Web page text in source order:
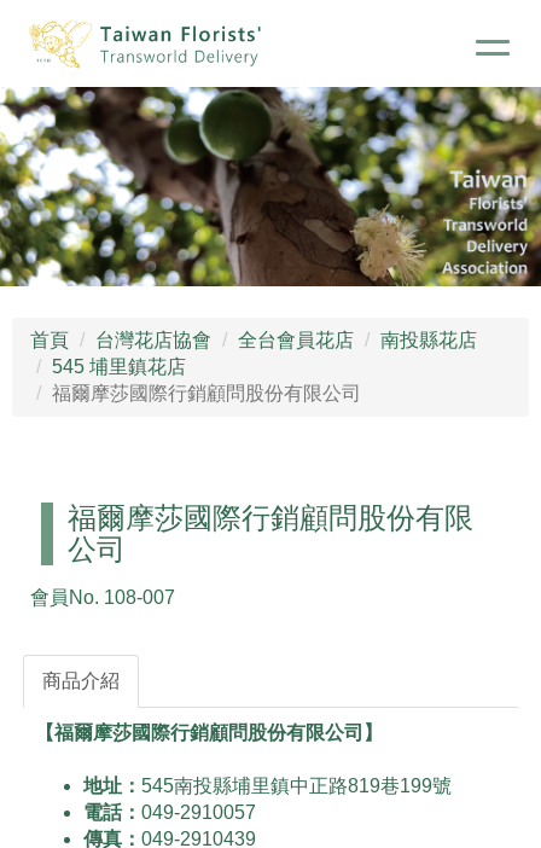
首頁 台灣花店協會 全台會員花店
南投縣花店
545 埔里鎮花店
福爾摩莎國際行銷顧問股份有限公司
福爾摩莎國際行銷顧問股份有限
公司
會員No. 108-007
商品介紹
【福爾摩莎國際行銷顧問股份有限公司】
地址：545南投縣埔里鎮中正路819巷199號
電話：049-2910057
傳真：049-2910439